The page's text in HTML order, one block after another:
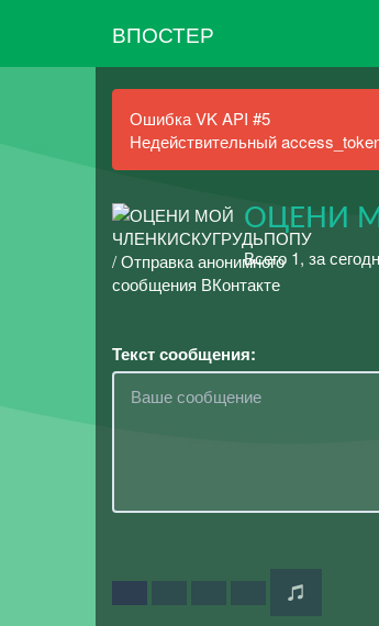
ВПОСТЕР
Ошибка VK API #5
Недействительный
ОЦЕНИ
Всего 1, за
Текст сообщения: